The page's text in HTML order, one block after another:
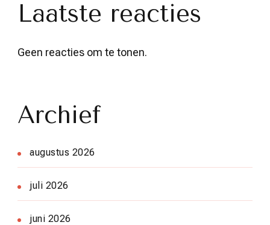
Laatste reacties
Geen reacties om te tonen.
Archief
augustus 2026
juli 2026
juni 2026